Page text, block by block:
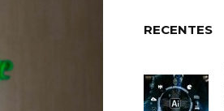
RECENTES